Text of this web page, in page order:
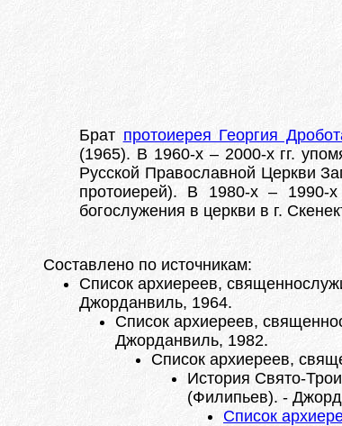
Брат протоиерея Георгия
(1965). В 1960-х – 2000-х гг.
Русской Православной Церкви
протоиерей). В 1980-х – 1990-
богослужения в церкви в г.
Составлено по источникам:
Список архиереев,
Джорданвиль, 1964.
Список архиереев,
Джорданвиль, 1982.
Список архиереев,
История Свято-
(Филипьев). -
Спиcок